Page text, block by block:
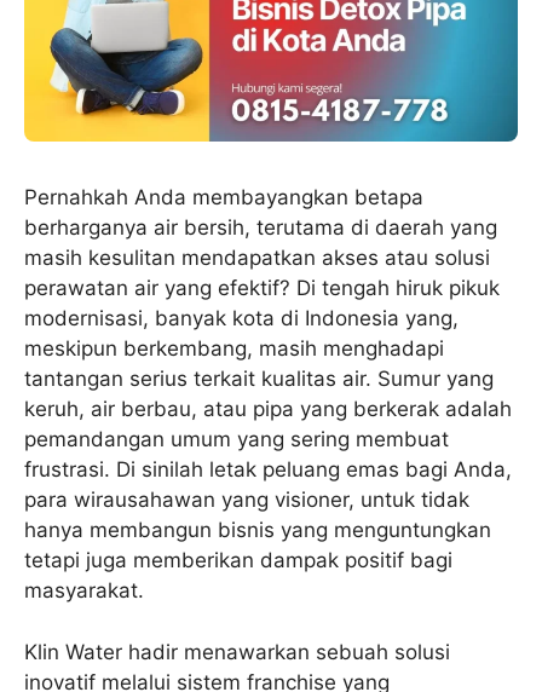
Pernahkah Anda membayangkan betapa
berharganya air bersih, terutama di daerah yang
masih kesulitan mendapatkan akses atau solusi
perawatan air yang efektif? Di tengah hiruk pikuk
modernisasi, banyak kota di Indonesia yang,
meskipun berkembang, masih menghadapi
tantangan serius terkait kualitas air. Sumur yang
keruh, air berbau, atau pipa yang berkerak adalah
pemandangan umum yang sering membuat
frustrasi. Di sinilah letak peluang emas bagi Anda,
para wirausahawan yang visioner, untuk tidak
hanya membangun bisnis yang menguntungkan
tetapi juga memberikan dampak positif bagi
masyarakat.
Klin Water hadir menawarkan sebuah solusi
inovatif melalui sistem franchise yang